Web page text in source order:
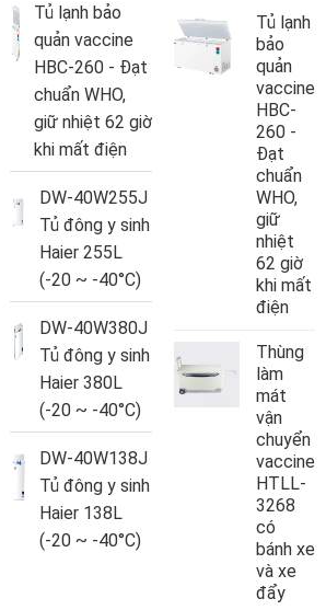
Tủ lạnh bảo
quản vaccine
HBC-260 - Đạt
chuẩn WHO,
giữ nhiệt 62 giờ
khi mất điện
DW-40W255J
Tủ đông y sinh
Haier 255L
(-20 ~ -40°C)
DW-40W380J
Tủ đông y sinh
Haier 380L
(-20 ~ -40°C)
DW-40W138J
Tủ đông y sinh
Haier 138L
(-20 ~ -40°C)
Tủ lạnh
bảo
quản
vaccine
HBC-
260 -
Đạt
chuẩn
WHO,
giữ
nhiệt
62 giờ
khi mất
điện
Thùng
làm
mát
vận
chuyển
vaccine
HTLL-
3268
có
bánh xe
và xe
đẩy